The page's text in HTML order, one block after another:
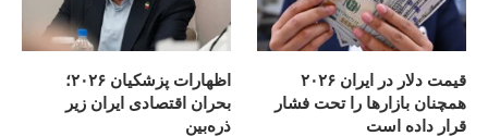
قیمت دلار در ایران ۲۰۲۶
همچنان بازارها را تحت فشار
قرار داده است
اظهارات پزشکیان ۲۰۲۶؛
بحران اقتصادی ایران زیر
ذره‌بین